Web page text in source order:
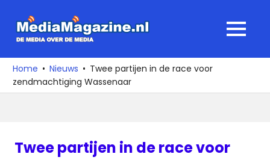
naar
media
over
de
MENU
Home Nieuws
Twee partijen in de race voor
zendmachtiging Wassenaar
Twee partijen in de race voor